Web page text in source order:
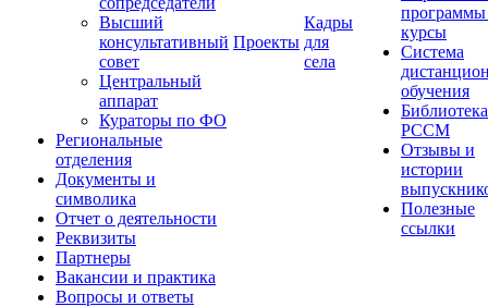
Высший
консультативный
совет
Центральный
аппарат
Кураторы по ФО
Региональные
отделения
Документы и
символика
Отчет о деятельности
Реквизиты
Партнеры
Вакансии и практика
Вопросы и ответы
Проекты
Кадры
для
села
курсы
Система
обучения
Библиотека
РССМ
Отзывы и
истории
Полезные
ссылки